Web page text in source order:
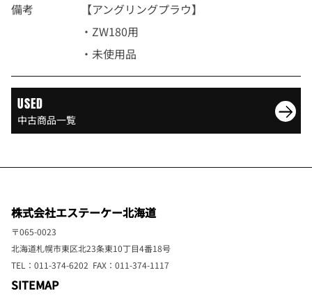
備考
【アングリングプラウ】
・ZW180用
・未使用品
USED
中古商品一覧
株式会社エステーケー北海道
〒065-0023
北海道札幌市東区北23条東10丁目4番18号
TEL：011-374-6202 FAX：011-374-1117
SITEMAP